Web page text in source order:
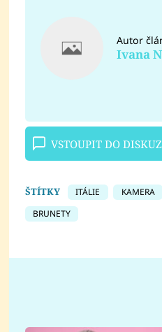
Autor
Ivana
VSTOUPIT DO
ŠTÍTKY ITÁLIE KAMERA
BRUNETY